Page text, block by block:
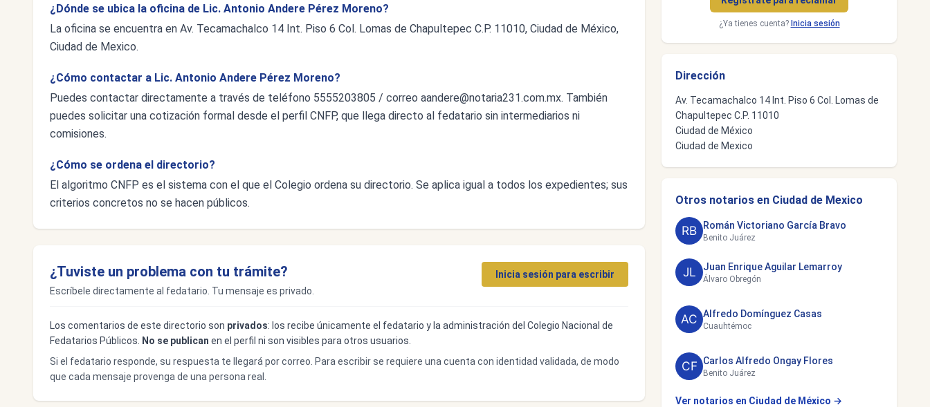
¿Dónde se ubica la oficina de Lic. Antonio Andere Pérez Moreno?
La oficina se encuentra en Av. Tecamachalco 14 Int. Piso 6 Col. Lomas de Chapultepec C.P. 11010, Ciudad de México,
Ciudad de Mexico.
¿Cómo contactar a Lic. Antonio Andere Pérez Moreno?
Puedes contactar directamente a través de teléfono 5555203805 / correo aandere@notaria231.com.mx. También
puedes solicitar una cotización formal desde el perfil CNFP, que llega directo al fedatario sin intermediarios ni
comisiones.
¿Cómo se ordena el directorio?
El algoritmo CNFP es el sistema con el que el Colegio ordena su directorio. Se aplica igual a todos los expedientes; sus
criterios concretos no se hacen públicos.
¿Tuviste un problema con tu trámite?
Escríbele directamente al fedatario. Tu mensaje es privado.
Inicia sesión para escribir
Los comentarios de este directorio son privados: los recibe únicamente el fedatario y la administración del Colegio Nacional de
Fedatarios Públicos.
No se publican en el perfil ni son visibles para otros usuarios.
Si el fedatario responde, su respuesta te llegará por correo. Para escribir se requiere una cuenta con identidad validada, de modo
que cada mensaje provenga de una persona real.
¿Ya tienes cuenta? Inicia sesión
Dirección
Av. Tecamachalco 14 Int. Piso 6 Col. Lomas de
Chapultepec C.P. 11010
Ciudad de México
Ciudad de Mexico
Otros notarios en Ciudad de Mexico
Román Victoriano García Bravo
Benito Juárez
Juan Enrique Aguilar Lemarroy
Álvaro Obregón
Alfredo Domínguez Casas
Cuauhtémoc
Carlos Alfredo Ongay Flores
Benito Juárez
Ver notarios en Ciudad de México →